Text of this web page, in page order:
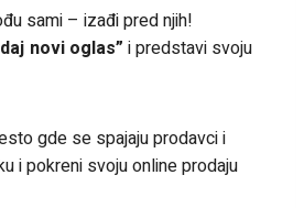
sami – izađi pred njih!
novi oglas” i predstavi svoju
gde se spajaju prodavci i
i pokreni svoju online prodaju